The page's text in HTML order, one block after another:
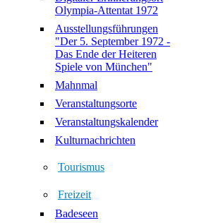
Olympia-Attentat 1972
Ausstellungsführungen
"Der 5. September 1972 -
Das Ende der Heiteren
Spiele von München"
Mahnmal
Veranstaltungsorte
Veranstaltungskalender
Kulturnachrichten
Tourismus
Freizeit
Badeseen